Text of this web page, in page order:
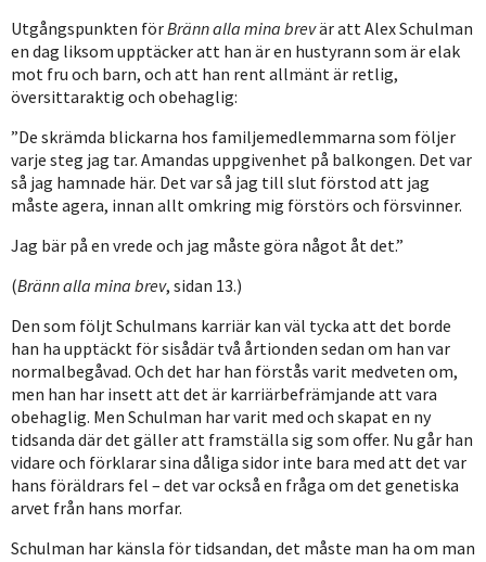
Utgångspunkten förBränn alla mina brevär att Alex Schulman
en dag liksom upptäcker att han är en hustyrann som är elak
mot fru och barn, och att han rent allmänt är retlig,
översittaraktig och obehaglig:
”De skrämda blickarna hos familjemedlemmarna som följer
varje steg jag tar. Amandas uppgivenhet på balkongen. Det var
så jag hamnade här. Det var så jag till slut förstod att jag
måste agera, innan allt omkring mig förstörs och försvinner.
Jag bär på en vrede och jag måste göra något åt det.”
(Bränn alla mina brev, sidan 13.)
Den som följt Schulmans karriär kan väl tycka att det borde
han ha upptäckt för sisådär två årtionden sedan om han var
normalbegåvad. Och det har han förstås varit medveten om,
men han har insett att det är karriärbefrämjande att vara
obehaglig. Men Schulman har varit med och skapat en ny
tidsanda där det gäller att framställa sig som offer. Nu går han
vidare och förklarar sina dåliga sidor inte bara med att det var
hans föräldrars fel – det var också en fråga om det genetiska
arvet från hans morfar.
Schulman har känsla för tidsandan, det måste man ha om man